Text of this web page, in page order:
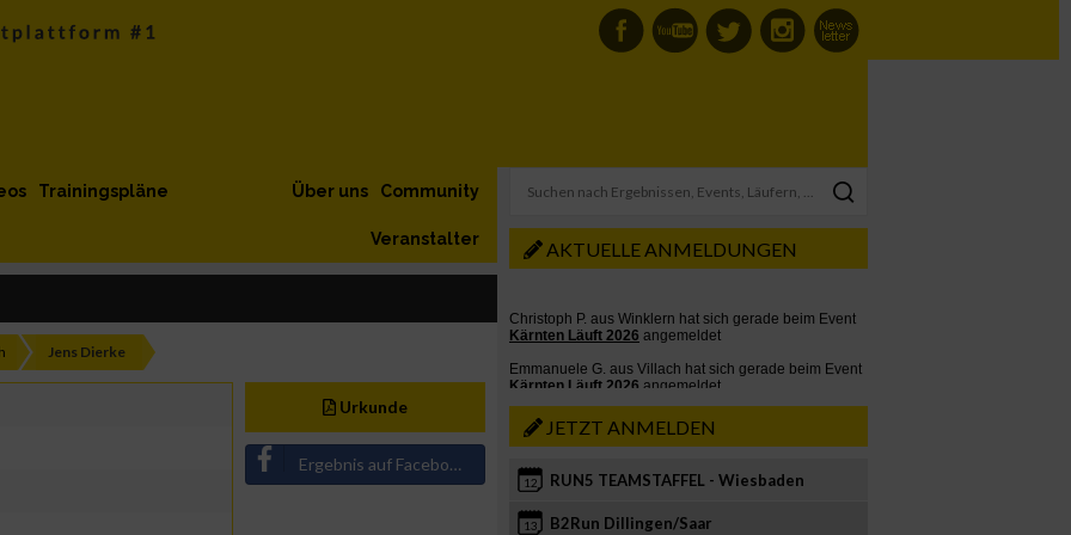
Trainingspläne Community
Über uns
Veranstalter
Jens Dierke
Urkunde
Ergebnis auf Facebook teilen
AKTUELLE ANMELDUNGEN
JETZT ANMELDEN
12 RUN5 TEAMSTAFFEL - Wiesbaden
13 B2Run Dillingen/Saar